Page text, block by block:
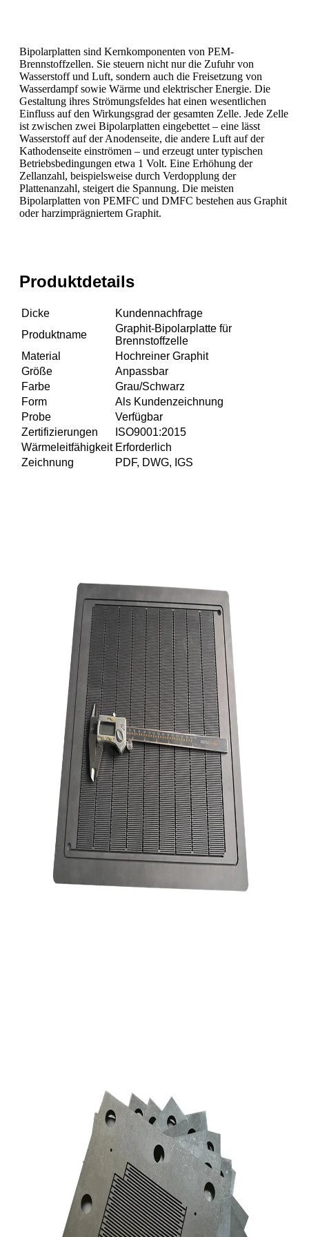
Bipolarplatten sind Kernkomponenten von PEM-
Brennstoffzellen. Sie steuern nicht nur die Zufuhr von
Wasserstoff und Luft, sondern auch die Freisetzung von
Wasserdampf sowie Wärme und elektrischer Energie. Die
Gestaltung ihres Strömungsfeldes hat einen wesentlichen
Einfluss auf den Wirkungsgrad der gesamten Zelle. Jede Zelle
ist zwischen zwei Bipolarplatten eingebettet – eine lässt
Wasserstoff auf der Anodenseite, die andere Luft auf der
Kathodenseite einströmen – und erzeugt unter typischen
Betriebsbedingungen etwa 1 Volt. Eine Erhöhung der
Zellanzahl, beispielsweise durch Verdopplung der
Plattenanzahl, steigert die Spannung. Die meisten
Bipolarplatten von PEMFC und DMFC bestehen aus Graphit
oder harzimprägniertem Graphit.
Produktdetails
Dicke
Kundennachfrage
Produktname
Graphit-Bipolarplatte für
Brennstoffzelle
Material
Hochreiner Graphit
Größe
Anpassbar
Farbe
Grau/Schwarz
Form
Als Kundenzeichnung
Probe
Verfügbar
Zertifizierungen
ISO9001:2015
Wärmeleitfähigkeit Erforderlich
Zeichnung
PDF, DWG, IGS